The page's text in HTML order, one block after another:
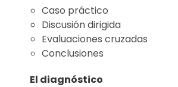
Caso práctico
Discusión dirigida
Evaluaciones cruzadas
Conclusiones
El diagnóstico